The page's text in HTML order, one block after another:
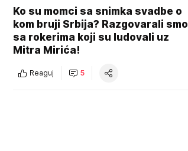
Ko su momci sa snimka svadbe o
kom bruji Srbija? Razgovarali smo
sa rokerima koji su ludovali uz
Mitra Mirića!
Reaguj 5